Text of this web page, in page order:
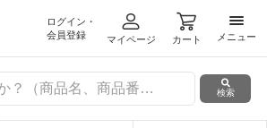
ログイン・
会員登録
マイページ カート
メニ
メニュー
検索